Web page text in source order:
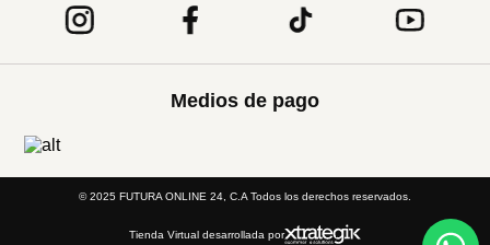
Medios de pago
© 2025 FUTURA ONLINE 24, C.A Todos los derechos reservados.
Tienda Virtual desarrollada por